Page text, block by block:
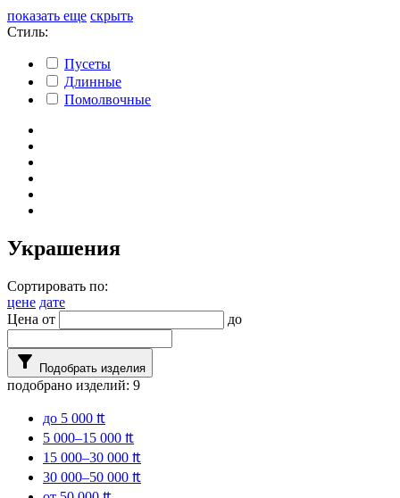
показать еще скрыть
Стиль:
Пусеты
Длинные
Помолвочные
Украшения
Сортировать по:
цене дате
Цена от
до
filter_alt Подобрать изделия
подобрано изделий: 9
до 5 000 ₶
5 000–15 000 ₶
15 000–30 000 ₶
30 000–50 000 ₶